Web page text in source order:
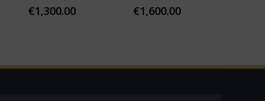
Pariser Porzellan
€1,300.00
Hemmung
€1,600.00